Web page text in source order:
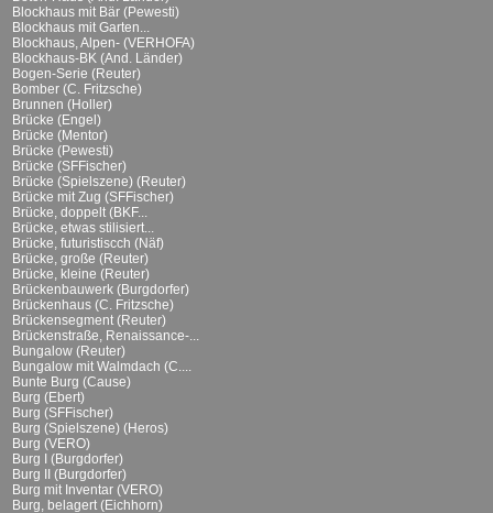
Blockhaus mit Bär (Pewesti)
Blockhaus mit Garten...
Blockhaus, Alpen- (VERHOFA)
Blockhaus-BK (And. Länder)
Bogen-Serie (Reuter)
Bomber (C. Fritzsche)
Brunnen (Holler)
Brücke (Engel)
Brücke (Mentor)
Brücke (Pewesti)
Brücke (SFFischer)
Brücke (Spielszene) (Reuter)
Brücke mit Zug (SFFischer)
Brücke, doppelt (BKF...
Brücke, etwas stilisiert...
Brücke, futuristiscch (Näf)
Brücke, große (Reuter)
Brücke, kleine (Reuter)
Brückenbauwerk (Burgdorfer)
Brückenhaus (C. Fritzsche)
Brückensegment (Reuter)
Brückenstraße, Renaissance-...
Bungalow (Reuter)
Bungalow mit Walmdach (C....
Bunte Burg (Cause)
Burg (Ebert)
Burg (SFFischer)
Burg (Spielszene) (Heros)
Burg (VERO)
Burg I (Burgdorfer)
Burg II (Burgdorfer)
Burg mit Inventar (VERO)
Burg, belagert (Eichhorn)